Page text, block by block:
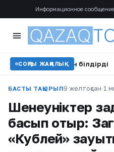
Информационное
СОҢҒЫ ЖАҢАЛЫҚ
білдірді Мақпал
БАСТЫ ТАҚЫРЫП9 желтоқсан·1
Шенеуніктер
басып отыр:
«Кублей»